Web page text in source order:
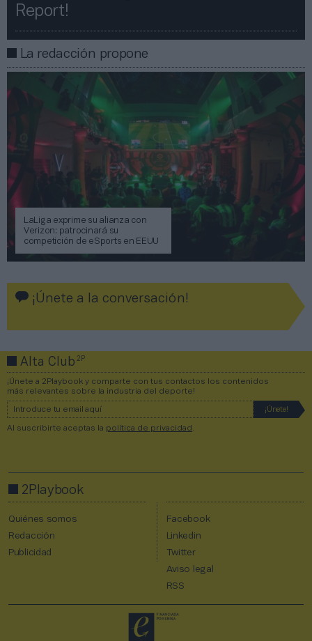
Report!​​
La redacción propone
LaLiga exprime su alianza con
Verizon: patrocinará su
competición de eSports en EEUU
¡Únete a la conversación!
Alta Club2P
¡Únete a 2Playbook y comparte con tus contactos los contenidos
más relevantes sobre la industria del deporte!
Al suscribirte aceptas la política de privacidad
2Playbook
Quiénes somos
Redacción
Publicidad
Facebook
Linkedin
Twitter
Aviso legal
RSS